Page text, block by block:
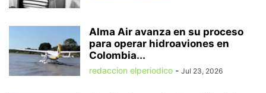
Alma Air avanza en su proceso
para operar hidroaviones en
Colombia...
redaccion elperiodico - Jul 23, 2026